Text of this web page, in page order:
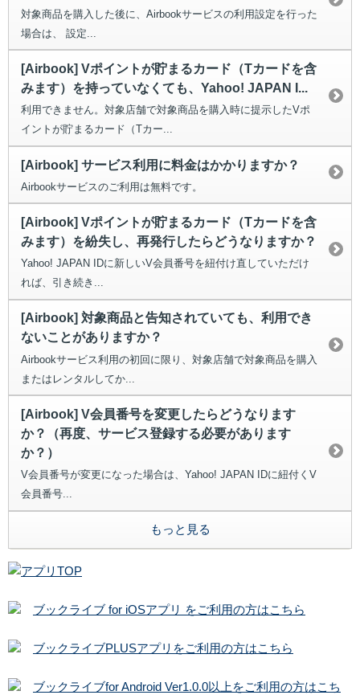
対象商品を購入した後に、Airbookサービスの利用設定を行った
場合は、 設定...
[Airbook] Vポイントが貯まるカード（Tカードを含
みます）を持っていなくても、Yahoo! JAPAN I...
利用できません。対象店舗で対象商品を購入時に提示したVポ
イントが貯まるカード（Tカー...
[Airbook] サービス利用に料金はかかりますか？
Airbookサービスのご利用は無料です。
[Airbook] Vポイントが貯まるカード（Tカードを含
みます）を紛失し、再発行したらどうなりますか？
Yahoo! JAPAN IDに新しいV会員番号を紐付け直していただけ
れば、引き続き...
[Airbook] 対象商品と告知されていても、利用でき
ないことがありますか？
Airbookサービス利用の初回に限り、対象店舗で対象商品を購入
またはレンタルしてか...
[Airbook] V会員番号を変更したらどうなります
か？（再度、サービス登録する必要があります
か？）
V会員番号が変更になった場合は、Yahoo! JAPAN IDに紐付くV
会員番号...
もっと見る
ブックライブ for iOSアプリ をご利用の方はこちら
ブックライブPLUSアプリをご利用の方はこちら
ブックライブfor Android Ver1.0.0以上をご利用の方はこち